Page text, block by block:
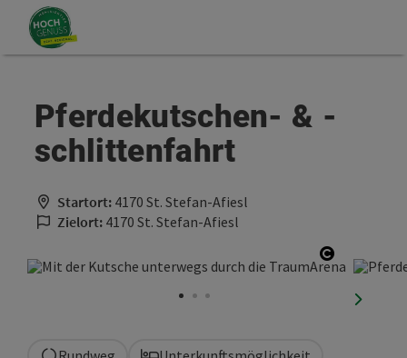
Zum Inhalt
Zum Seitenanfang
Pferdekutschen- & -
schlittenfahrt
Startort: 4170 St. Stefan-Afiesl
Zielort: 4170 St. Stefan-Afiesl